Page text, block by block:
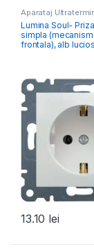
Aparataj
Lumina Soul-
simpla
frontala), alb lucios
13.10 lei